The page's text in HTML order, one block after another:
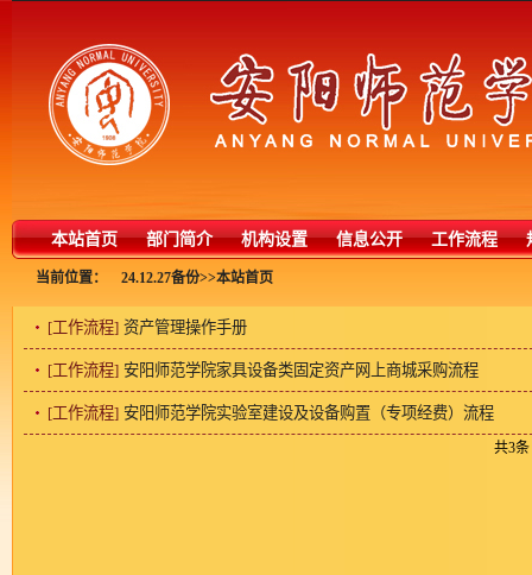
本站首页 部门简介 机构设置 信息公开 工作流程
当前位置： 本站首页
>>
24.12.27备份
[工作流程] 资产管理操作手册
[工作流程] 安阳师范学院家具设备类固定资产网上商城采购流程
[工作流程] 安阳师范学院实验室建设及设备购置（专项经费）流程
共3条